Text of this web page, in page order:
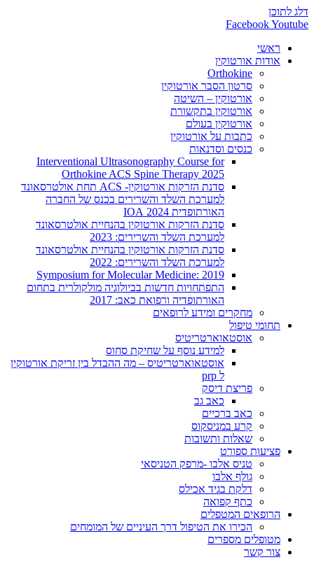
דלג לתוכן
FacebookYoutube
ראשי
אודות אורטוקין
Orthokine
סרטון הסבר אורטוקין
אורטוקין – השיטה
אורטוקין בתקשורת
אורטוקין בעולם
כתבות על אורטוקין
כנסים וסדנאות
Interventional Ultrasonography Course for
Orthokine ACS Spine Therapy 2025
סדנת הזרקות אורטוקין- ACS תחת אולטרסאונד
למערכת השלד והשרירים בכנס של החברה
האורתופדית 2024 IOA
סדנת הזרקות אורטוקין בהנחיית אולטרסאונד
למערכת השלד והשרירים: 2023
סדנת הזרקות אורטוקין בהנחיית אולטרסאונד
למערכת השלד והשרירים: 2022
2019 :Symposium for Molecular Medicine
התפתחויות חדשות בביולוגיה מולקולרית בתחום
האורתופדיה ורפואת כאב: 2017
מחקרים ומידע לרופאים
תחומי טיפול
אוסטאוארטריטיס
למידע נוסף על שחיקת סחוס
אוסטאוארטריטיס – מה ההבדל בין זריקת אורטוקין
ל prp
פריצת דיסק
כאב גב
כאב ברכיים
קרע במניסקוס
שאלות ותשובות
פציעות ספורט
טניס אלבו -מרפק הטניסאי
גולף אלבו
דלקת בגיד אכילס
כתף קפואה
הרופאים המטפלים
הכירו את הטיפול דרך העיניים של המומחים
מטופלים מספרים
צור קשר